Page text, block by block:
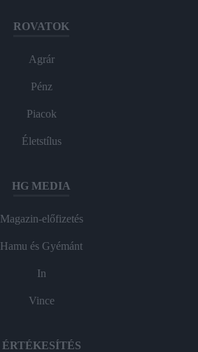
ROVATOK
Agrár
Pénz
Piacok
Életstílus
HG MEDIA
Magazin-előfizetés
Hamu és Gyémánt
In
Vince
ÉRTÉKESÍTÉS